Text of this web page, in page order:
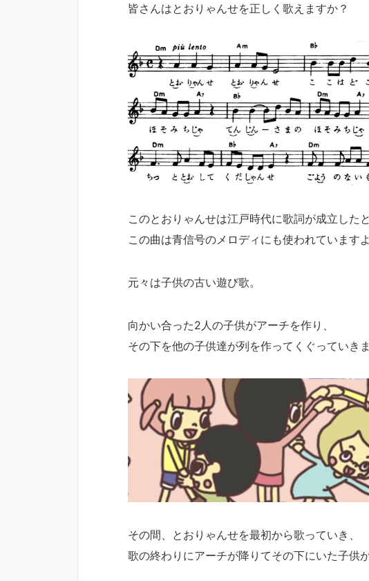
皆さんはとおりゃんせを正しく歌えますか？
このとおりゃんせは江戸時代に歌詞が成立した
この曲は青信号のメロディにも使われていますよ
元々は子供の古い遊び歌。
向かい合った2人の子供がアーチを作り、
その下を他の子供達が列を作ってくぐっていきま
その間、とおりゃんせを最初から歌っていき、
歌の終わりにアーチが降りてその下にいた子供